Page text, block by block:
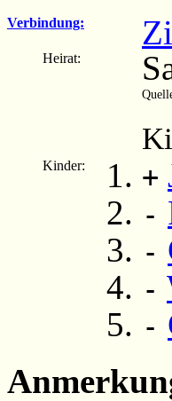
Verbindung:
Heirat:
Kinder: +
-
-
-
-